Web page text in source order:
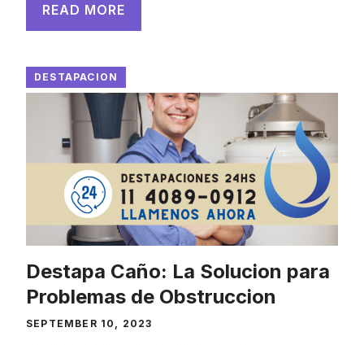
READ MORE
DESTAPACION
Destapa Caño: La Solucion para
Problemas de Obstruccion
SEPTEMBER 10, 2023